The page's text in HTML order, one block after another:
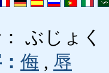
ぶじょく
侮 , 辱